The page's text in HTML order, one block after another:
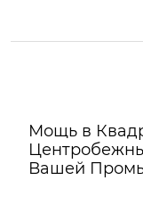
Мощь в
Вашей